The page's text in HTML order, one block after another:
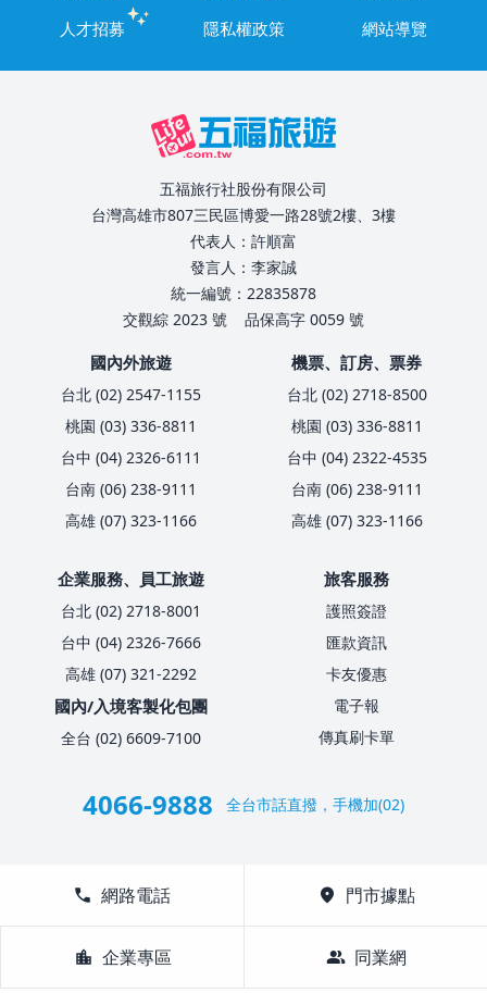
人才招募
隱私權政策 網站導覽
五福旅行社股份有限公司
台灣高雄市807三民區博愛一路28號2樓、3樓
代表人：許順富
發言人：李家誠
統一編號：22835878
交觀綜 2023 號
品保高字 0059 號
國內外旅遊
台北 (02) 2547-1155
桃園 (03) 336-8811
台中 (04) 2326-6111
台南 (06) 238-9111
高雄 (07) 323-1166
機票、訂房、票券
台北 (02) 2718-8500
桃園 (03) 336-8811
台中 (04) 2322-4535
台南 (06) 238-9111
高雄 (07) 323-1166
企業服務、員工旅遊
台北 (02) 2718-8001
台中 (04) 2326-7666
高雄 (07) 321-2292
國內/入境客製化包團
全台 (02) 6609-7100
旅客服務
護照簽證
匯款資訊
卡友優惠
電子報
傳真刷卡單
4066-9888 全台市話直撥，手機加(02)
call 網路電話 location_on 門市據點
location_city 企業專區 group 同業網